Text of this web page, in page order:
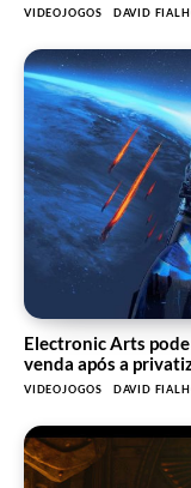
VIDEOJOGOS DAVID
Electronic Arts
venda após a
VIDEOJOGOS DAVID